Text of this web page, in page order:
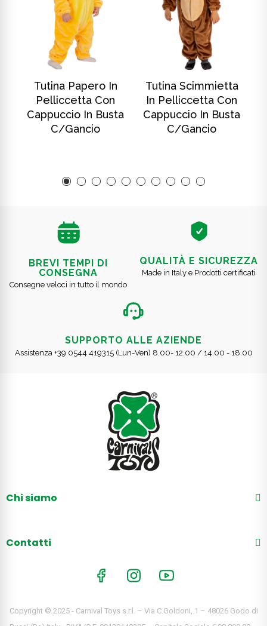
Tutina Papero In
Pelliccetta Con
Cappuccio In Busta
C/gancio
Tutina Scimmietta
In Pelliccetta Con
Cappuccio In Busta
C/gancio
BREVI TEMPI DI
CONSEGNA
Consegne veloci in tutto il mondo
QUALITÀ E SICUREZZA
Made in Italy e Prodotti certificati
SUPPORTO ALLE AZIENDE
Assistenza +39 0544 419315 (Lun-Ven) 8.00- 12.00 / 14.00 - 18.00
Chi siamo
Contatti
Copyright © 2025 - Carnival Toys s.r.l. – Via C.Goldoni, 1 – 48026 Godo di